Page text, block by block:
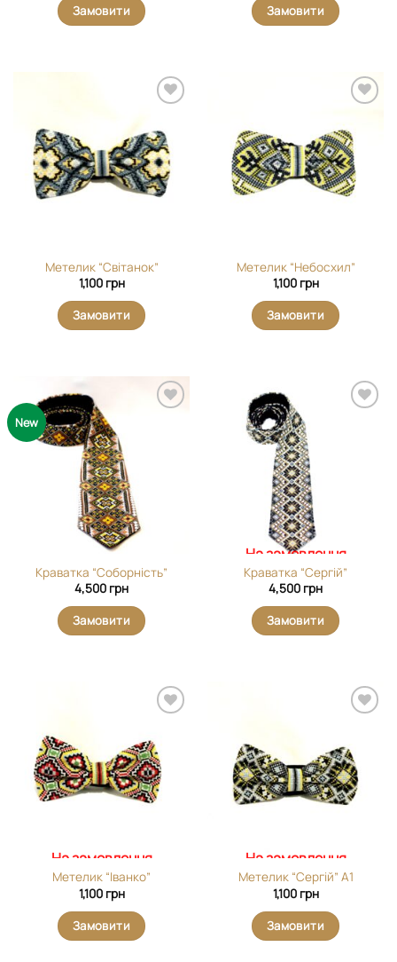
Замовити Замовити
виріб у
вибране
Метелик “Світанок”
1,100 грн
Замовити
виріб у
вибране
Метелик “Небосхил”
1,100 грн
Замовити
New
Краватка “Соборність”
4,500 грн
Замовити
На замовлення
Краватка “Сергій”
4,500 грн
Замовити
виріб у
вибране
На замовлення
Метелик “Іванко”
1,100 грн
Замовити
вибране
На замовлення
Метелик “Сергій” А1
1,100 грн
Замовити